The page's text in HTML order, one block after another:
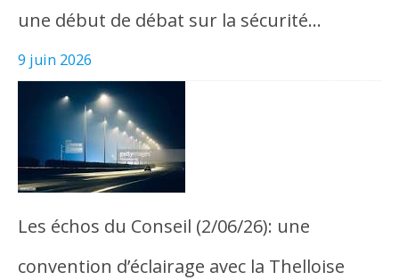
une début de débat sur la sécurité…
9 juin 2026
Les échos du Conseil (2/06/26): une
convention d’éclairage avec la Thelloise